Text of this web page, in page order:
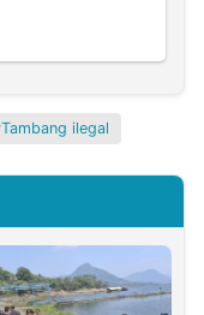
Tambang ilegal